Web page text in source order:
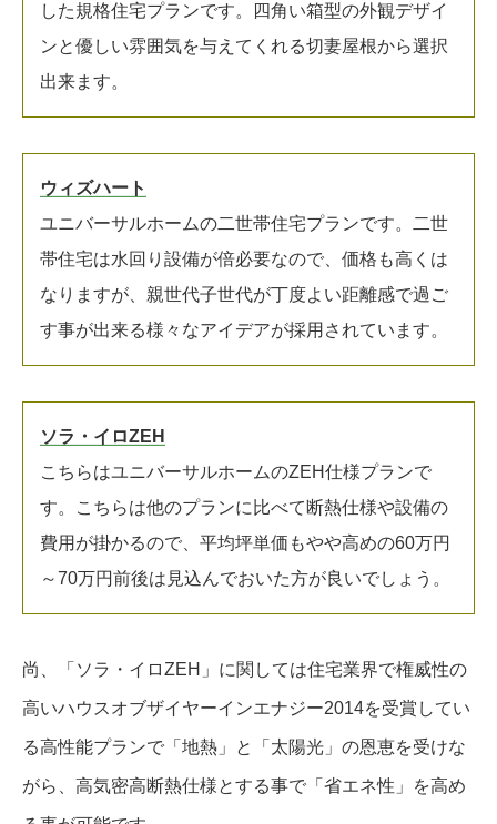
した規格住宅プランです。四角い箱型の外観デザイ
ンと優しい雰囲気を与えてくれる切妻屋根から選択
出来ます。
ウィズハート
ユニバーサルホームの二世帯住宅プランです。二世
帯住宅は水回り設備が倍必要なので、価格も高くは
なりますが、親世代子世代が丁度よい距離感で過ご
す事が出来る様々なアイデアが採用されています。
ソラ・イロZEH
こちらはユニバーサルホームのZEH仕様プランで
す。こちらは他のプランに比べて断熱仕様や設備の
費用が掛かるので、平均坪単価もやや高めの60万円
～70万円前後は見込んでおいた方が良いでしょう。
尚、「ソラ・イロZEH」に関しては住宅業界で権威性の
高いハウスオブザイヤーインエナジー2014を受賞してい
る高性能プランで「地熱」と「太陽光」の恩恵を受けな
がら、高気密高断熱仕様とする事で「省エネ性」を高め